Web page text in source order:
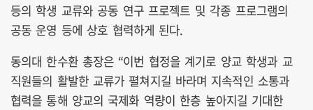
등의 학생 교류와 공동 연구 프로젝트 및 각종 프로그램의
공동 운영 등에 상호 협력하게 된다.
동의대 한수환 총장은 “이번 협정을 계기로 양교 학생과 교
직원들의 활발한 교류가 펼쳐지길 바라며 지속적인 소통과
협력을 통해 양교의 국제화 역량이 한층 높아지길 기대한